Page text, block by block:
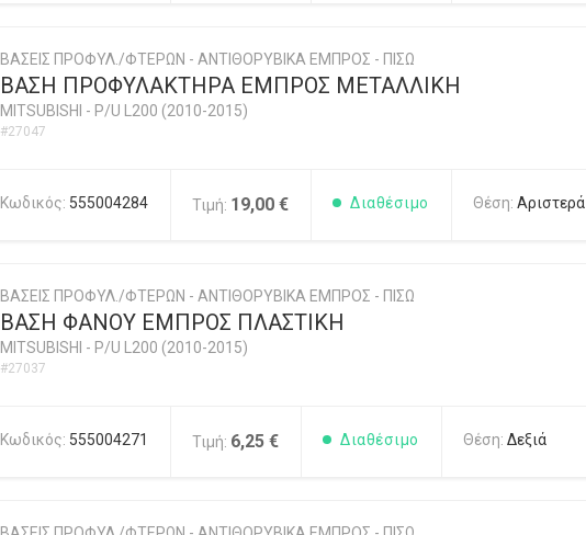
ΒΑΣΕΙΣ ΠΡΟΦΥΛ./ΦΤΕΡΩΝ - ΑΝΤΙΘΟΡΥΒΙΚΑ ΕΜΠΡΟΣ - ΠΙΣΩ
ΒΑΣΗ ΠΡΟΦΥΛΑΚΤΗΡΑ ΕΜΠΡΟΣ ΜΕΤΑΛΛΙΚΗ
MITSUBISHI - P/U L200 (2010-2015)
#27047
Κωδικός: 555004284 Τιμή: 19,00 € Διαθέσιμο Θέση: Αριστερά
ΒΑΣΕΙΣ ΠΡΟΦΥΛ./ΦΤΕΡΩΝ - ΑΝΤΙΘΟΡΥΒΙΚΑ ΕΜΠΡΟΣ - ΠΙΣΩ
ΒΑΣΗ ΦΑΝΟΥ ΕΜΠΡΟΣ ΠΛΑΣΤΙΚΗ
MITSUBISHI - P/U L200 (2010-2015)
#27037
Κωδικός: 555004271 Τιμή: 6,25 € Διαθέσιμο Θέση: Δεξιά